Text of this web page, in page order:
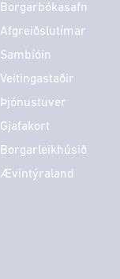
Borgarbókasafn
Afgreiðslutímar
Sambíóin
Veitingastaðir
Þjónustuver
Gjafakort
Borgarleikhúsið
Ævintýraland